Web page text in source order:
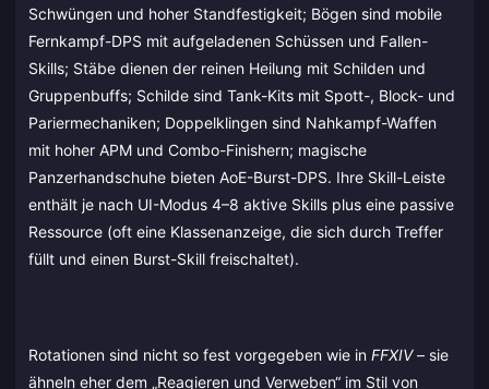
Schwüngen und hoher Standfestigkeit; Bögen sind mobile
Fernkampf-DPS mit aufgeladenen Schüssen und Fallen-
Skills; Stäbe dienen der reinen Heilung mit Schilden und
Gruppenbuffs; Schilde sind Tank-Kits mit Spott-, Block- und
Pariermechaniken; Doppelklingen sind Nahkampf-Waffen
mit hoher APM und Combo-Finishern; magische
Panzerhandschuhe bieten AoE-Burst-DPS. Ihre Skill-Leiste
enthält je nach UI-Modus 4–8 aktive Skills plus eine passive
Ressource (oft eine Klassenanzeige, die sich durch Treffer
füllt und einen Burst-Skill freischaltet).
Rotationen sind nicht so fest vorgegeben wie in FFXIV– sie
ähneln eher dem „Reagieren und Verweben“ im Stil von